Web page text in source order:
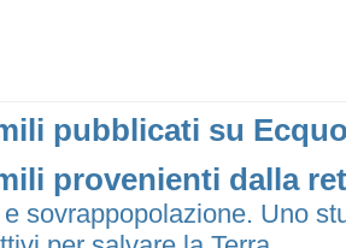
pubblicati su
provenienti dalla
sovrappopolazione. Uno